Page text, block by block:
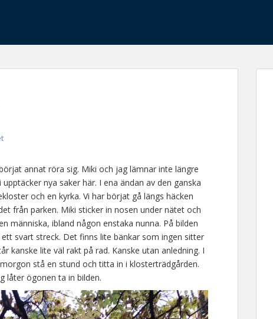
annat röra sig. Miki och jag lämnar inte längre
nya saker här. I ena ändan av den ganska
och en kyrka. Vi har börjat gå längs häcken
från parken. Miki sticker in nosen under nätet och
människa, ibland någon enstaka nunna. På bilden
svart streck. Det finns lite bänkar som ingen sitter
kanske lite väl rakt på rad. Kanske utan anledning. I
stå en stund och titta in i klosterträdgården.
låter ögonen ta in bilden.